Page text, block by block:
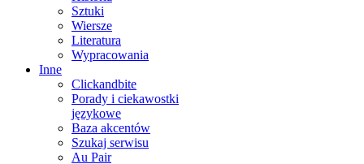
Sztuki
Wiersze
Literatura
Wypracowania
Inne
Clickandbite
Porady i ciekawostki
językowe
Baza akcentów
Szukaj serwisu
Au Pair